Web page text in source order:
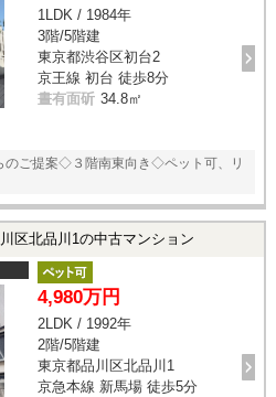
1LDK / 1984年
3階/5階建
東京都渋谷区初台2
京王線 初台 徒歩8分
晝有面斫 34.8㎡
のご提案◇３階南東向き◇ペット可、リ
区北品川1の中古マンション
4,980万円
2LDK / 1992年
2階/5階建
東京都品川区北品川1
京急本線 新馬場 徒歩5分